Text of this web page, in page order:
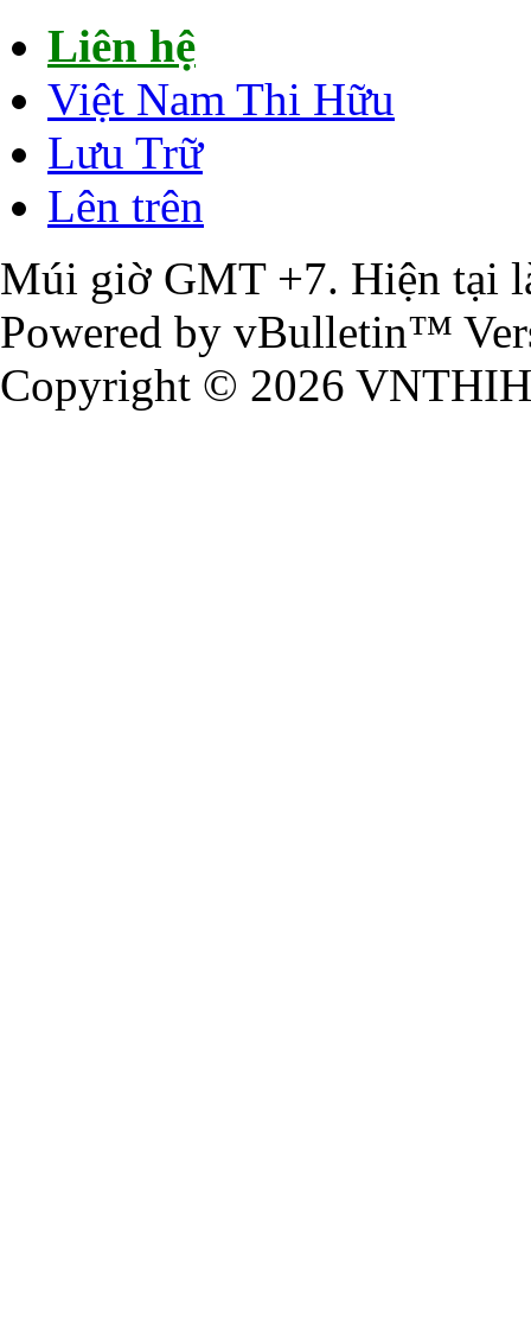
Liên hệ
Việt Nam Thi Hữu
Lưu Trữ
Lên trên
Múi giờ GMT +7. Hiện tại
Powered by vBulletin™
Copyright © 2026